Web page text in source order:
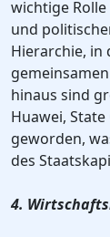
wichtige
und
Hierarchie, in
hinaus sind
Huawei,
geworden,
des
4.